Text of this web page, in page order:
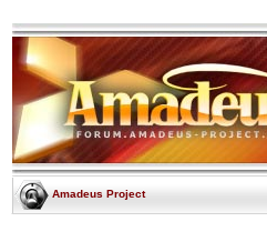
Amadeus Project